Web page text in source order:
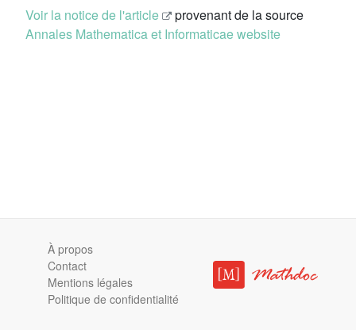
Voir la notice de l'article
provenant de la source
Annales Mathematica et Informaticae website
À propos
Contact
Mentions légales
Politique de confidentialité